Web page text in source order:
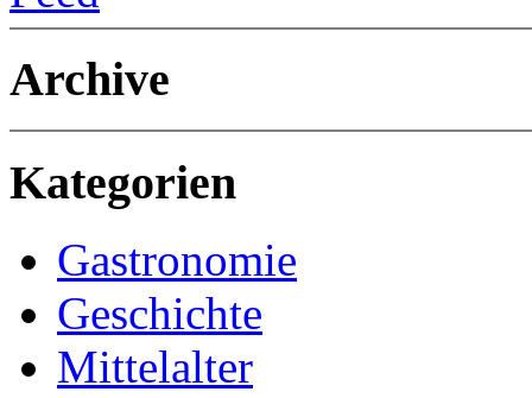
Archive
Kategorien
Gastronomie
Geschichte
Mittelalter